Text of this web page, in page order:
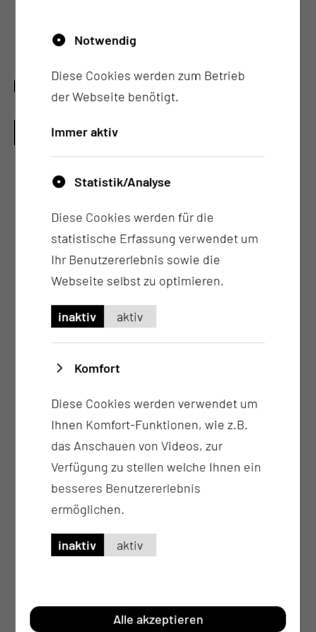
Teambesprechung sowie Festlegung eines
3. WB-JAHR / GERIATRIE
UND FERTIGKEITEN IN
der Gerontologie (Demographie,
Epidemiologie, Physiologie des Alterns)
der Ätiologie, der Pathogenese, der
Pathophysiologie und der Symptomatologie
von Erkrankungen und Behinderungen des
höheren Lebensalters, einschließlich
den Besonderheiten der Arzneimitteltherapie
der altersadäquaten Ernährung,
der Ernährungsberatung
den speziellen geriatrisch relevanten
diagnostischen Verfahren, der Einschätzung
aller relevanten Problembereiche
(geriatrisches Assessment) und der
Beurteilung der physischen und psychischen
(vor allem auch kognitiven)
Funktionseinschränkungen
biologisch fortgeschrittenen Lebensalter, der
Notwendig
Diese Cookies werden zum Betrieb
der Webseite benötigt.
Immer aktiv
Statistik/Analyse
Diese Cookies werden für die
statistische Erfassung verwendet um
Ihr Benutzererlebnis sowie die
Webseite selbst zu optimieren.
inaktiv aktiv
Komfort
Diese Cookies werden verwendet um
Ihnen Komfort-Funktionen, wie z.B.
das Anschauen von Videos, zur
Verfügung zu stellen welche Ihnen ein
besseres Benutzererlebnis
ermöglichen.
inaktiv aktiv
Alle akzeptieren